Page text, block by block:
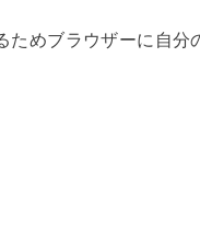
ためブラウザーに自分